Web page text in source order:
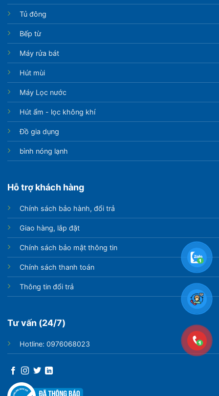
Tủ đông
Bếp từ
Máy rửa bát
Hút mùi
Máy Lọc nước
Hút ẩm - lọc không khí
Đồ gia dụng
bình nóng lạnh
Hỗ trợ khách hàng
Chính sách bảo hành, đổi trả
Giao hàng, lắp đặt
Chính sách bảo mật thông tin
Chính sách thanh toán
Thông tin đổi trả
Tư vấn (24/7)
Hotline: 0976068023